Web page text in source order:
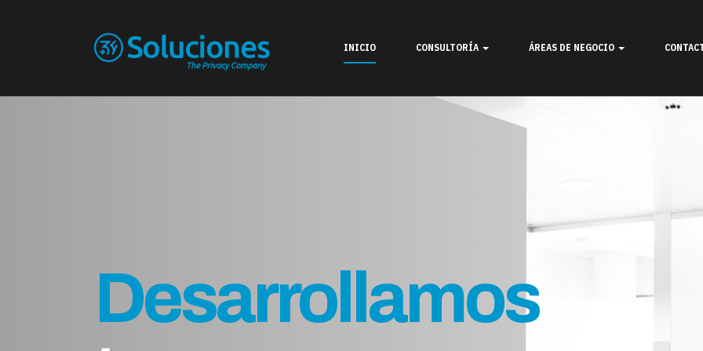
INICIO CONSULTORÍA ÁREAS DE NEGOCIO
Creamos